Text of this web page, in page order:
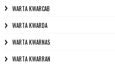
WARTA KWARCAB
WARTA KWARDA
WARTA KWARNAS
WARTA KWARRAN